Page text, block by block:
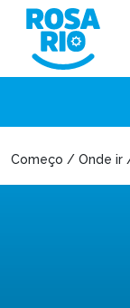
Começo / Onde ir